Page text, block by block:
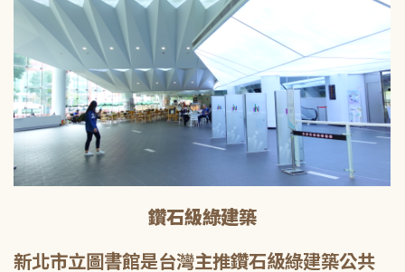
鑽石級綠建築
新北市立圖書館是台灣主推鑽石級綠建築公共